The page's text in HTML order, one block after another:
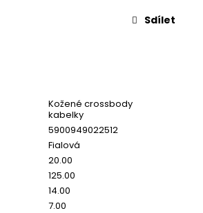
Sdílet
Kožené crossbody
kabelky
5900949022512
Fialová
20.00
125.00
14.00
7.00